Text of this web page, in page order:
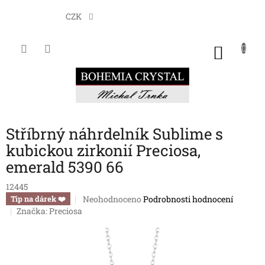
CZK
Stříbrný náhrdelník Sublime s
kubickou zirkonií Preciosa,
emerald 5390 66
12445
Tip na dárek ❤️
Průměrné
Neohodnoceno Podrobnosti hodnocení
Značka:Preciosa